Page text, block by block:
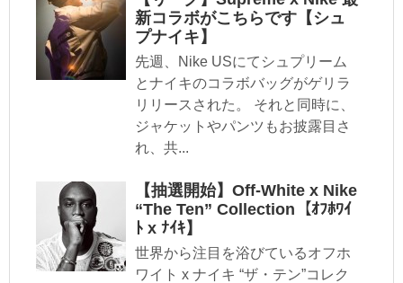
新コラボがこちらです【シュ
プナイキ】
先週、Nike USにてシュプリーム
とナイキのコラボバッグがゲリラ
リリースされた。 それと同時に、
ジャケットやパンツもお披露目さ
れ、共...
【抽選開始】Off-White x Nike
“The Ten” Collection【ｵﾌﾎﾜｲ
ﾄ x ﾅｲｷ】
世界から注目を浴びているオフホ
ワイト x ナイキ “ザ・テン”コレク